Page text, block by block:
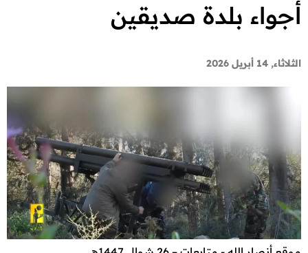
أجواء بلدة صديقين
الثلاثاء, 14 أبريل 2026